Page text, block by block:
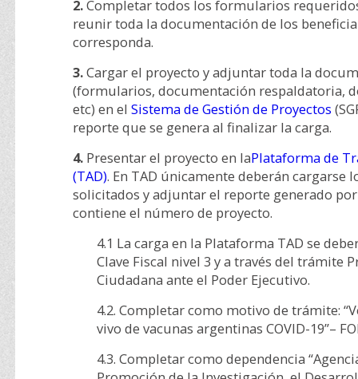
2.Completar todos los formularios
reunir toda la documentación de los
corresponda.
3.Cargar el proyecto y adjuntar toda la
(formularios, documentación respaldatoria,
etc) en el Sistema de Gestión de Proyectos
reporte que se genera al finalizar la carga.
4. Presentar el proyecto en laPlataforma de
(TAD). En TAD únicamente deberán cargarse
solicitados y adjuntar el reporte generado por
contiene el número de proyecto.
4.1 La carga en la Plataforma TAD se
Clave Fiscal nivel 3 y a través del trámite
Ciudadana ante el Poder Ejecutivo.
4.2. Completar como motivo de trámite:
vivo de vacunas argentinas COVID-19”–
4.3. Completar como dependencia